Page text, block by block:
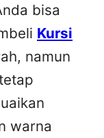
bisa
Kursi
namun
warna